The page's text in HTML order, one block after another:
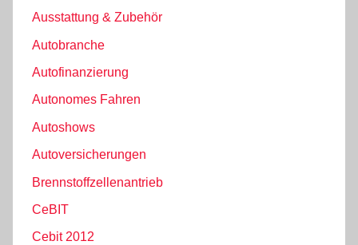
Ausstattung & Zubehör
Autobranche
Autofinanzierung
Autonomes Fahren
Autoshows
Autoversicherungen
Brennstoffzellenantrieb
CeBIT
Cebit 2012